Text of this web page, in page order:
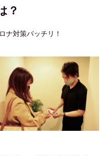
？
ナ対策バッチリ！